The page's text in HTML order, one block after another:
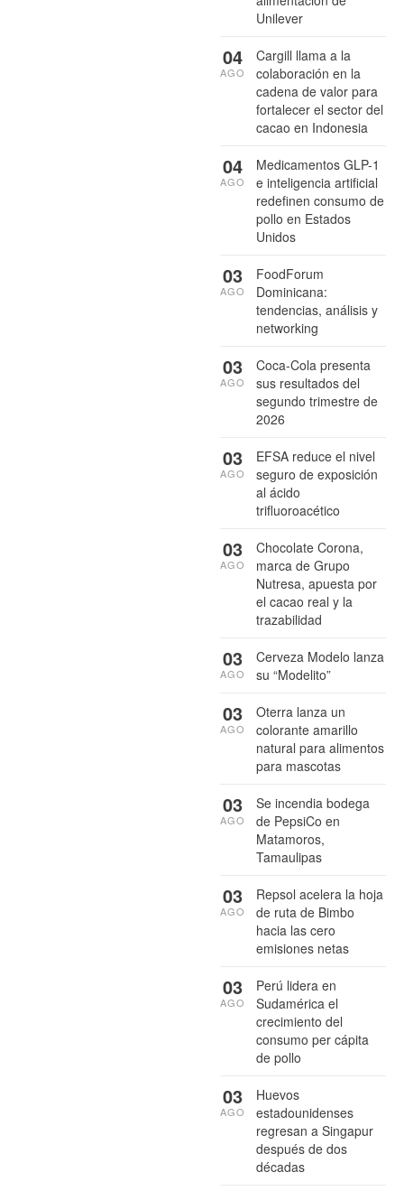
Unilever
Cargill llama a la
colaboración en la
cadena de valor para
fortalecer el sector del
cacao en Indonesia
04
AGO
Medicamentos GLP-1
e inteligencia artificial
redefinen consumo de
pollo en Estados
Unidos
04
AGO
FoodForum
Dominicana:
tendencias, análisis y
networking
03
AGO
Coca-Cola presenta
sus resultados del
segundo trimestre de
2026
03
AGO
EFSA reduce el nivel
seguro de exposición
al ácido
trifluoroacético
03
AGO
Chocolate Corona,
marca de Grupo
Nutresa, apuesta por
el cacao real y la
trazabilidad
03
AGO
Cerveza Modelo lanza
su “Modelito”
03
AGO
Oterra lanza un
colorante amarillo
natural para alimentos
para mascotas
03
AGO
Se incendia bodega
de PepsiCo en
Matamoros,
Tamaulipas
03
AGO
Repsol acelera la hoja
de ruta de Bimbo
hacia las cero
emisiones netas
03
AGO
Perú lidera en
Sudamérica el
crecimiento del
consumo per cápita
de pollo
03
AGO
Huevos
estadounidenses
regresan a Singapur
después de dos
décadas
03
AGO